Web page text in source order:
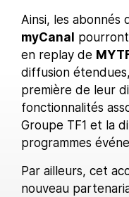
Ainsi, les abonnés
myCanal
en replay de
diffusion
première de leur
fonctionnalités
Groupe TF1 et la
programmes
Par ailleurs, cet
nouveau